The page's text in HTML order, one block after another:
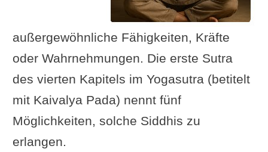
außergewöhnliche Fähigkeiten, Kräfte
oder Wahrnehmungen. Die erste Sutra
des vierten Kapitels im Yogasutra (betitelt
mit Kaivalya Pada) nennt fünf
Möglichkeiten, solche Siddhis zu
erlangen.